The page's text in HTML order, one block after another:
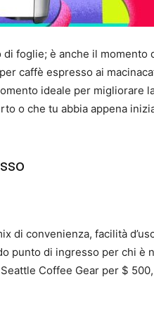
foglie; è anche il momento
caffè espresso ai
ideale per migliorare
o che tu abbia appena
di convenienza, facilità
punto di ingresso per chi è
Coffee Gear per $